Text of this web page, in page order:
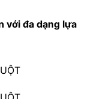
với đa dạng lựa